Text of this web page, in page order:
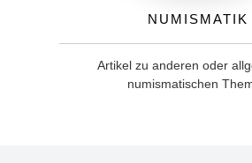
Numismatik
Artikel zu anderen oder
numismatischen